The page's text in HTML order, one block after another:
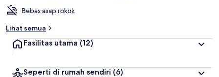
Bebas asap rokok
Lihat semua
Fasilitas utama (12)
Seperti di rumah sendiri (6)